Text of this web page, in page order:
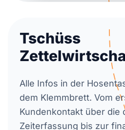
Tschüss
Alle Infos in der
dem Klemmbrett. Vom
Kundenkontakt über die
Zeiterfassung bis zur